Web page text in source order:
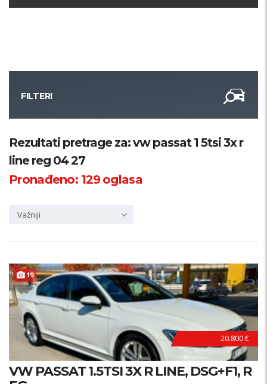
FILTERI
Kategorija
Županija
Rezultati pretrage za: vw passat 1 5tsi 3x r
line reg 04 27
Pronađeno: 129oglasa
Važniji
19
20.800 €
VW PASSAT 1.5TSI 3X R LINE, DSG+F1, R